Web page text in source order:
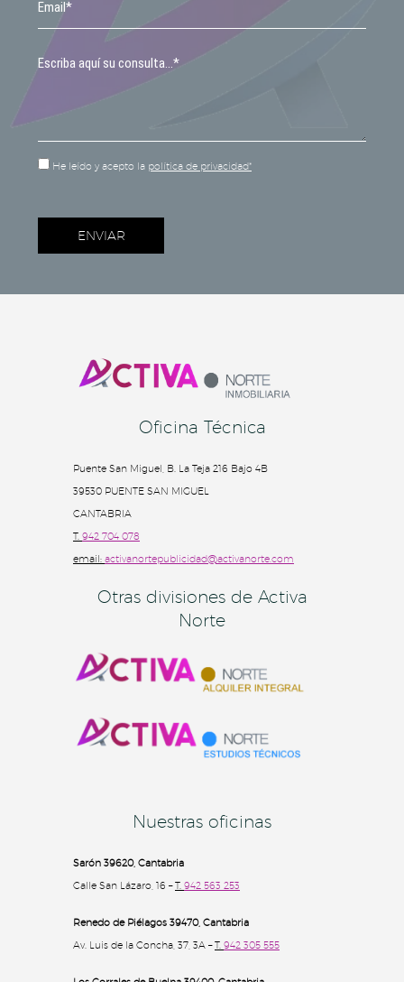
He leído y acepto la política de privacidad*
Oficina Técnica
Puente San Miguel, B. La Teja 216 Bajo 4B
39530 PUENTE SAN MIGUEL
CANTABRIA
T. 942 704 078
email: activanortepublicidad@activanorte.com
Otras divisiones de Activa
Norte
Nuestras oficinas
Sarón 39620, Cantabria
Calle San Lázaro, 16 –T. 942 563 253
Renedo de Piélagos 39470, Cantabria
Av. Luis de la Concha, 37, 3A –T. 942 305 555